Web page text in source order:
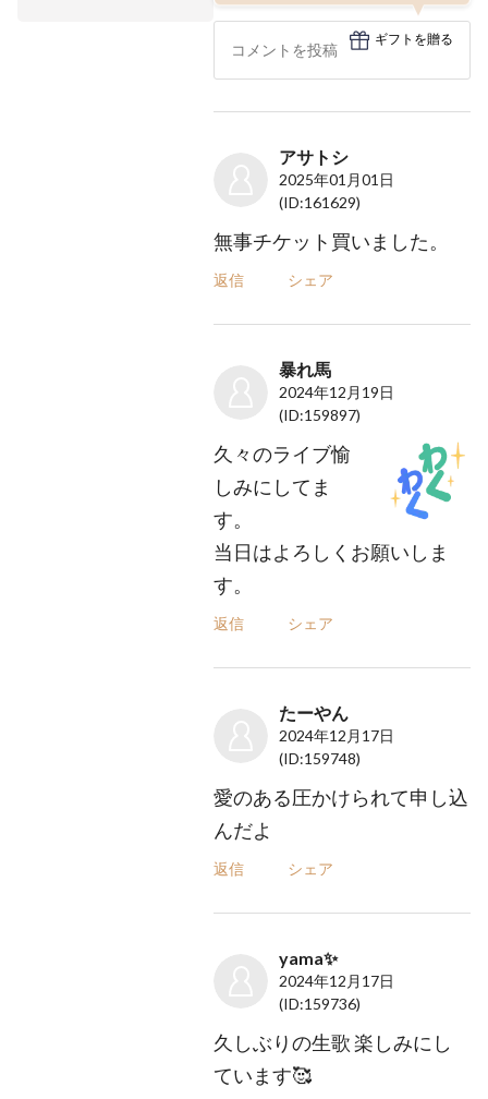
ギフトを贈る
アサトシ
2025年01月01日
(ID:161629)
無事チケット買いました。
返信 シェア
暴れ馬
2024年12月19日
(ID:159897)
久々のライブ愉
しみにしてま
す。
当日はよろしくお願いしま
す。
返信 シェア
たーやん
2024年12月17日
(ID:159748)
愛のある圧かけられて申し込
んだよ
返信 シェア
yama✨
2024年12月17日
(ID:159736)
久しぶりの生歌 楽しみにし
ています🥰